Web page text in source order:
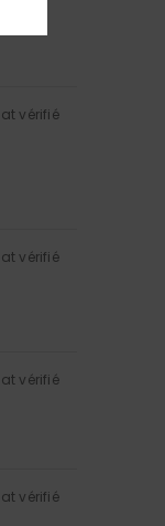
vérifié
vérifié
vérifié
vérifié